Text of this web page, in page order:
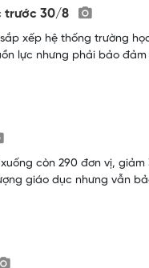
trước 30/8
xếp hệ thống trường
lực nhưng phải bảo
còn 290 đơn vị, giảm
giáo dục nhưng vẫn